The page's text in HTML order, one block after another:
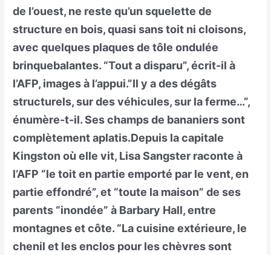
de l’ouest, ne reste qu’un squelette de
structure en bois, quasi sans toit ni cloisons,
avec quelques plaques de tôle ondulée
brinquebalantes. “Tout a disparu”, écrit-il à
l’AFP, images à l’appui.”Il y a des dégâts
structurels, sur des véhicules, sur la ferme…”,
énumère-t-il. Ses champs de bananiers sont
complètement aplatis.Depuis la capitale
Kingston où elle vit, Lisa Sangster raconte à
l’AFP “le toit en partie emporté par le vent, en
partie effondré”, et “toute la maison” de ses
parents “inondée” à Barbary Hall, entre
montagnes et côte. “La cuisine extérieure, le
chenil et les enclos pour les chèvres sont